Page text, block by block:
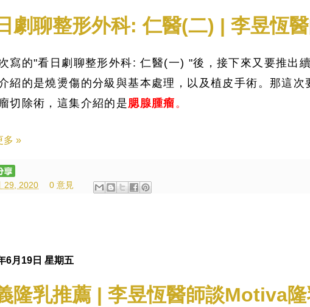
劇聊整形外科: 仁醫(二) | 李昱恆
寫的"看日劇聊整形外科: 仁醫(一) "後，接下來又要推出續
介紹的是燒燙傷的分級與基本處理，以及植皮手術。那這
切除術，這集介紹的是腮腺腫瘤 。
多 »
29, 2020 0 意見
6月19日 星期五
隆乳推薦 | 李昱恆醫師談Motiva